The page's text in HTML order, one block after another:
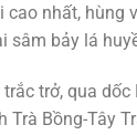
nhất, hùng
sâm bảy lá
trở, qua dốc
Trà Bồng-Tây